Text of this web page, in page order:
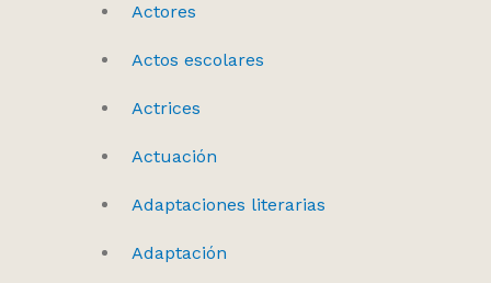
Actores
Actos escolares
Actrices
Actuación
Adaptaciones literarias
Adaptación